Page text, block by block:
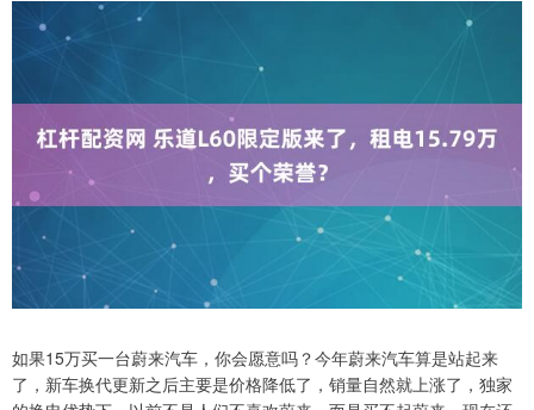
如果15万买一台蔚来汽车，你会愿意吗？今年蔚来汽车算是站起来
了，新车换代更新之后主要是价格降低了，销量自然就上涨了，独家